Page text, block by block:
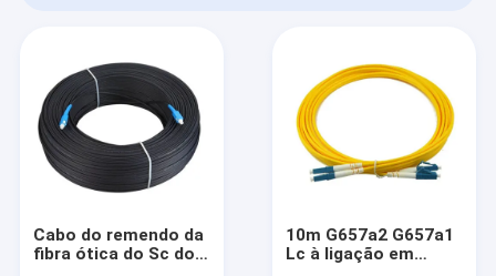
Cabo do remendo da
fibra ótica do Sc do
10m G657a2 G657a1
Lc à ligação em